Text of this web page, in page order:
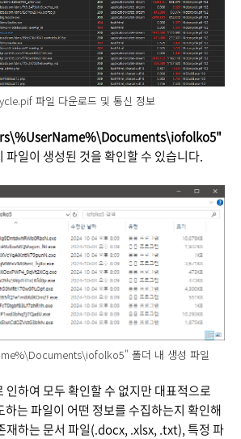
파일 다운로드 및 통신 정보
파일이 생성된 것을 확인할 수 있습니다.
폴더 내 생성 파일
인하여 모두 확인할 수 없지만 대표적으로
하는 파일이 어떤 정보를 수집하는지 확인해
재하는 문서 파일(.docx, .xlsx, .txt), 특정 파